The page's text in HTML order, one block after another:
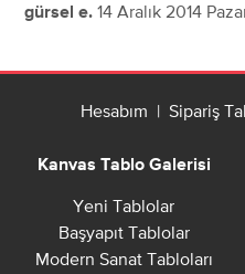
gürsel e. 14 Aralık 2014
Hesabım | Sipariş
Kanvas Tablo Galerisi
Yeni Tablolar
Başyapıt Tablolar
Modern Sanat Tabloları